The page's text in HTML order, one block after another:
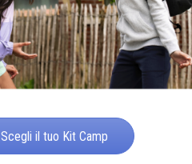
Scegli il tuo Kit Camp